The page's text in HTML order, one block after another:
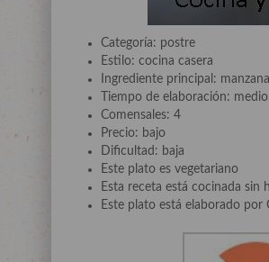
Categoría: postre
Estilo: cocina casera
Ingrediente principal: manzana
Tiempo de elaboración: medio
Comensales: 4
Precio: bajo
Dificultad: baja
Este plato es vegetariano
Esta receta está cocinada sin
Este plato está elaborado por